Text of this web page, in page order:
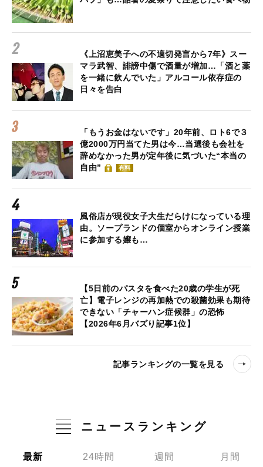
《上沼恵美子への不適切発言から7年》スー
マラ武智、誹謗中傷で酒量が増加…「酒と薬
を一緒に飲んでいた」アルコール依存症の
日々を告白
「もうお金はないです」20年前、ロト6で３
億2000万円当てた男は今…当選後も会社を
辞めなかった男が定年後に気づいた“本当の
自由”
有料
風俗店が現役女子大生だらけになっている理
由。ソープランドの個室からオンライン授業
に参加する嬢も…
【5日前のパスタを食べた20歳の学生が死
亡】電子レンジの再加熱での殺菌効果も期待
できない「チャーハン症候群」の恐怖
【2026年6月バズり記事1位】
記事ランキングの一覧を見る
ニュースランキング
最新 24時間 週間 月間